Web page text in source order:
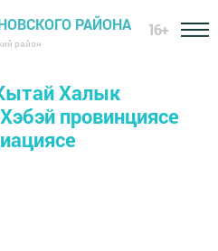
РАЙОНА
район
16+
Халык
провинциясе